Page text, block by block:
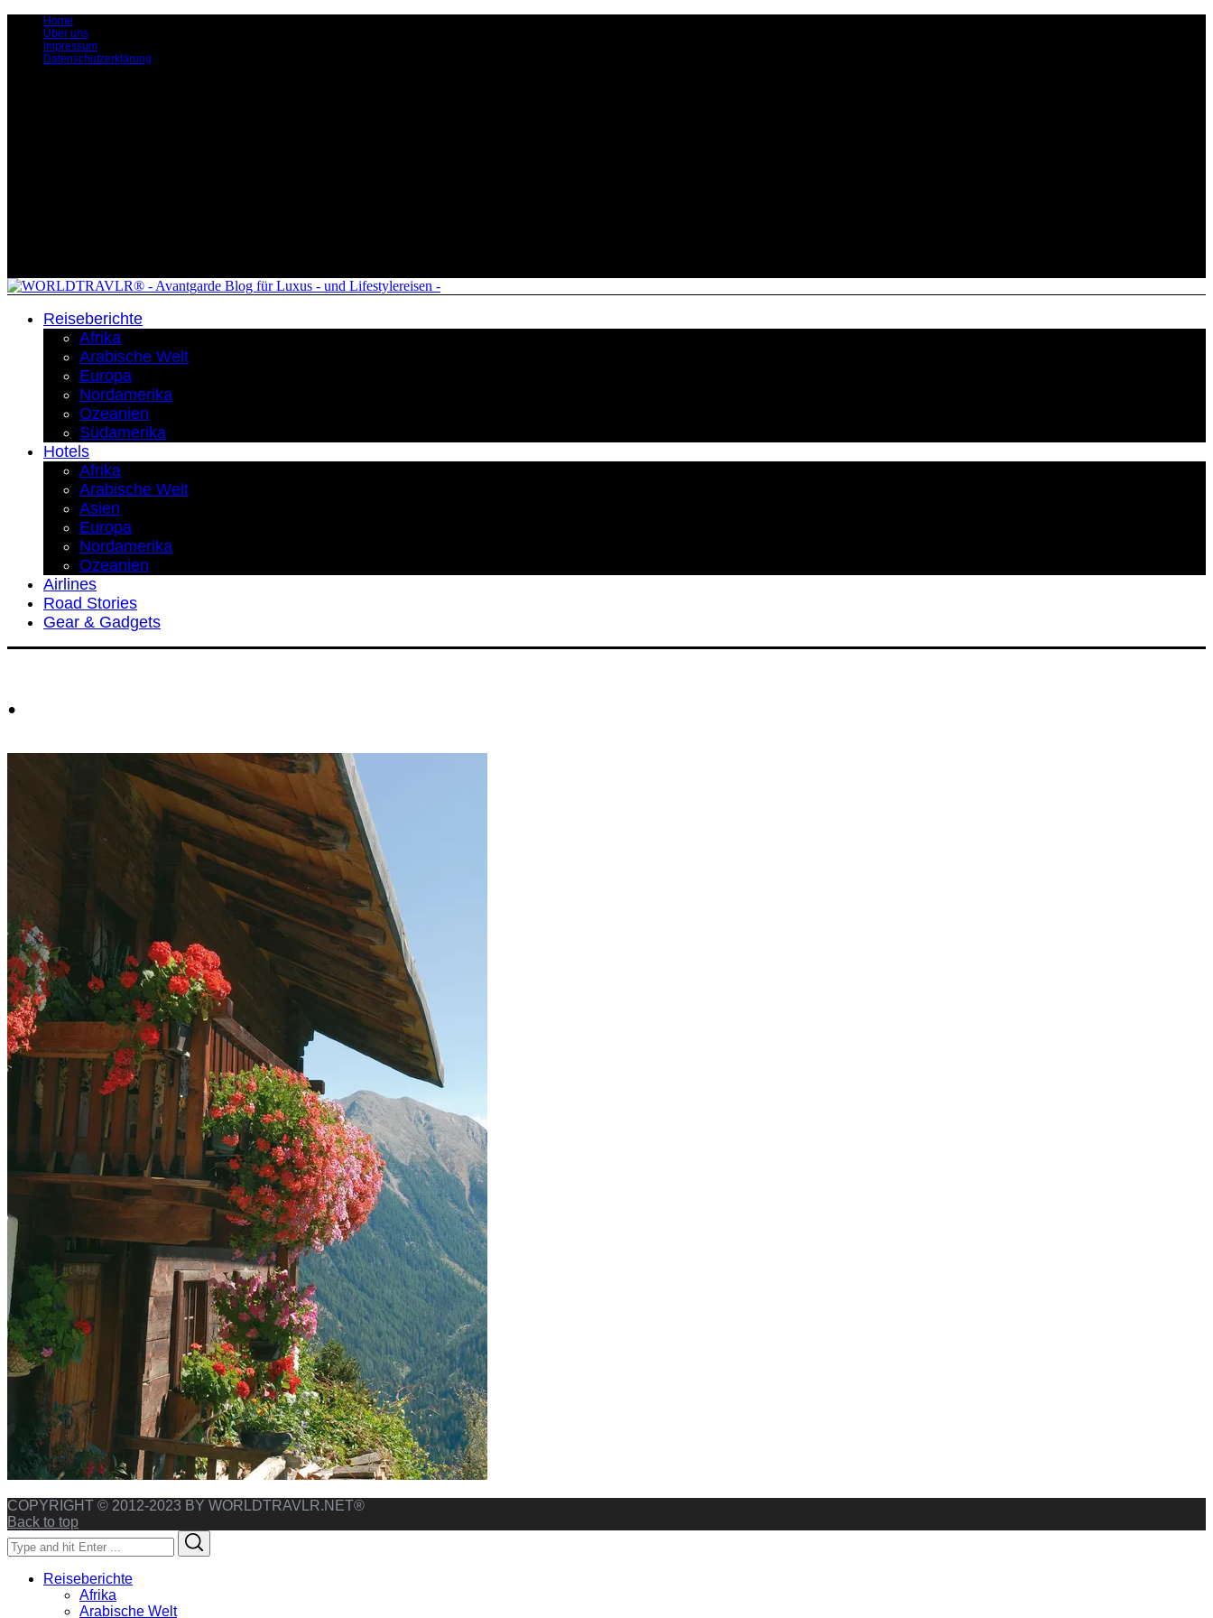
Home
Über uns
Impressum
Datenschutzerklärung
Reiseberichte
Afrika
Arabische Welt
Europa
Nordamerika
Ozeanien
Südamerika
Hotels
Afrika
Arabische Welt
Asien
Europa
Nordamerika
Ozeanien
Airlines
Road Stories
Gear & Gadgets
.
COPYRIGHT © 2012-2023 BY WORLDTRAVLR.NET®
Back to top
Search
for:
Reiseberichte
Afrika
Arabische Welt